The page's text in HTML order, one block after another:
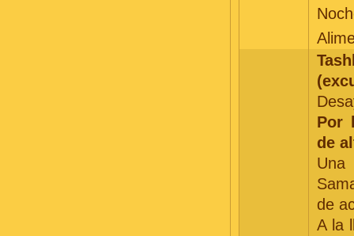
Por
de
de
A la